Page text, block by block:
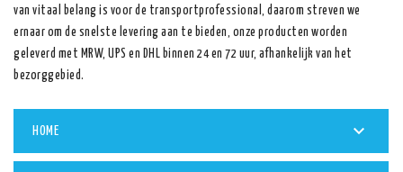
van vitaal belang is voor de transportprofessional, daarom streven we
ernaar om de snelste levering aan te bieden, onze producten worden
geleverd met MRW, UPS en DHL binnen 24 en 72 uur, afhankelijk van het
bezorggebied.
HOME 